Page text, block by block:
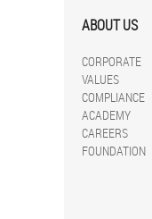
ABOUT US
CORPORATE
VALUES
COMPLIANCE
ACADEMY
CAREERS
FOUNDATION